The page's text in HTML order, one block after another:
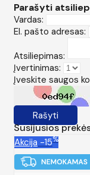
Parašyti
Vardas:
El. pašto adresas:
Atsiliepimas:
Įvertinimas:
Įveskite saugos
Rašyti
Susijusios
Akcija -15%